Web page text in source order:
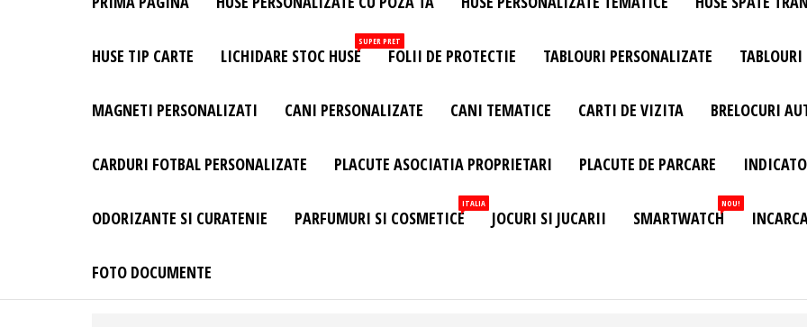
Huse
Personalizate
Telefon –
– Accesorii
HUSE TIP CARTE LICHIDARE STOC HUSE
SUPER PRET
FOLII DE PROTECTIE TABLOURI PERSONALIZATE TABLOURI
MAGNETI PERSONALIZATI CANI PERSONALIZATE CANI TEMATICE CARTI DE VIZITA BRELOCURI
CARDURI FOTBAL PERSONALIZATE PLACUTE ASOCIATIA PROPRIETARI PLACUTE DE PARCARE
ODORIZANTE SI CURATENIE PARFUMURI SI COSMETICE
ITALIA
JOCURI SI JUCARII SMARTWATCH
NOU!
FOTO DOCUMENTE